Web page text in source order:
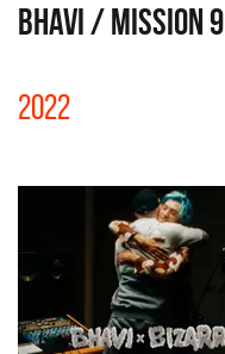
BHAVI / MISSION 9
2022